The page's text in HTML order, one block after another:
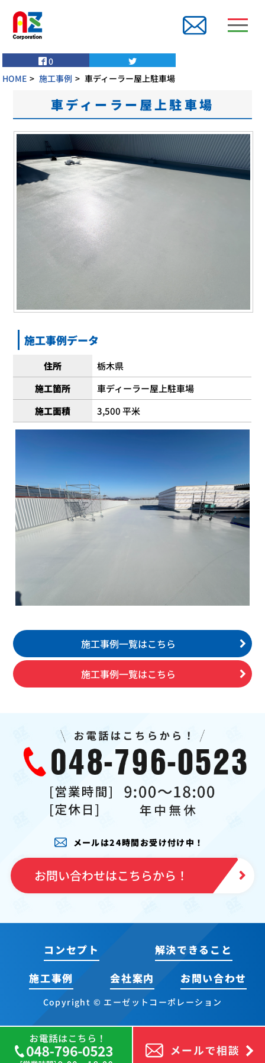
0
HOME
施工事例 車ディーラー屋上駐車場
車ディーラー屋上駐車場
施工事例データ
住所
栃木県
施工箇所
車ディーラー屋上駐車場
施工面積
3,500 平米
施工事例一覧はこちら
施工事例一覧はこちら
メールは24時間お受け付け中！
お問い合わせはこちらから！
コンセプト
解決できること
施工事例
会社案内 お問い合わせ
Copyright © エーゼットコーポレーション